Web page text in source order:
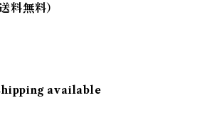
料無料）
available